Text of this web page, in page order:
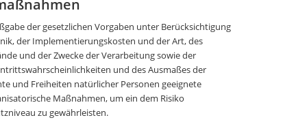
der gesetzlichen Vorgaben unter Berücksichtigung
der Implementierungskosten und der Art, des
und der Zwecke der Verarbeitung sowie der
und des Ausmaßes der
und Freiheiten natürlicher Personen geeignete
Maßnahmen, um ein dem Risiko
zu gewährleisten.